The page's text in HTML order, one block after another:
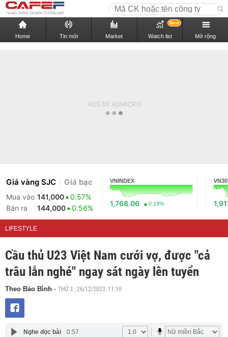
Home Tin mới Market Watch list
New
Mở rộng
Giá vàng SJC Giá bạc
Mua vào 141,000
0.57%
Bán ra
144,000 0.56%
VNINDEX
1,768.06 0.19%
VN30
LIFESTYLE
Cầu thủ U23 Việt Nam cưới vợ, được "cả
trâu lẫn nghé" ngay sát ngày lên tuyển
Theo Bảo Bình - THỨ 3 , 26/12/2023, 11:10
Nghe đọc bài 0:57